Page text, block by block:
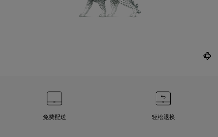
免费配送 轻松退换